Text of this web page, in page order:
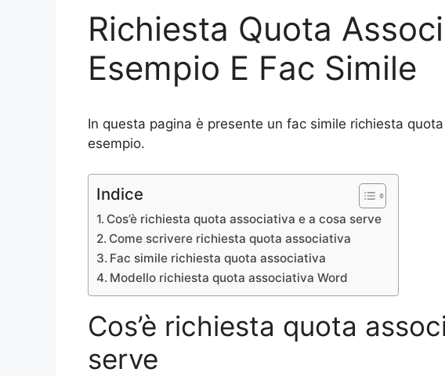
Richiesta Quota
Esempio E Fac Simile
In questa pagina è presente un fac simile richiesta
esempio.
Indice
Cos’è richiesta quota associativa e a cosa serve
Come scrivere richiesta quota associativa
Fac simile richiesta quota associativa
Modello richiesta quota associativa Word
Cos’è richiesta quota
serve